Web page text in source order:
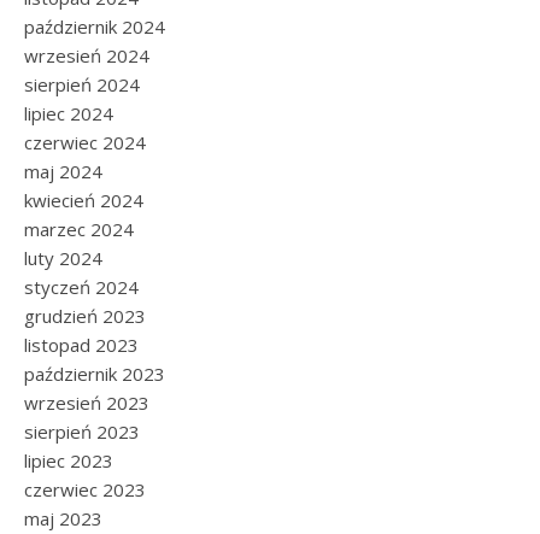
październik 2024
wrzesień 2024
sierpień 2024
lipiec 2024
czerwiec 2024
maj 2024
kwiecień 2024
marzec 2024
luty 2024
styczeń 2024
grudzień 2023
listopad 2023
październik 2023
wrzesień 2023
sierpień 2023
lipiec 2023
czerwiec 2023
maj 2023